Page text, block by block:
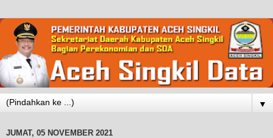
▼
JUMAT, 05 NOVEMBER 2021